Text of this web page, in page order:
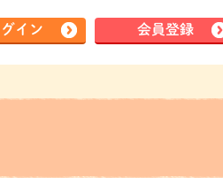
イン 会員登録